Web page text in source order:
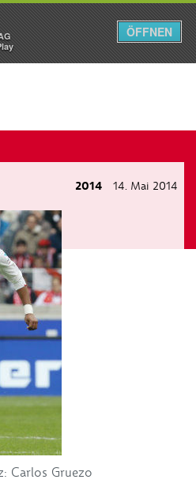
Menü
2014 14. Mai 2014
Carlos Gruezo
ÖFFNEN